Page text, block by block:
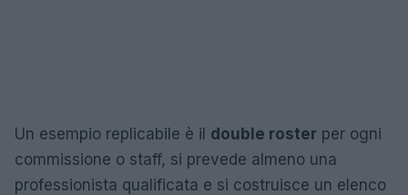
Un esempio replicabile è il double roster per ogni
commissione o staff, si prevede almeno una
professionista qualificata e si costruisce un elenco